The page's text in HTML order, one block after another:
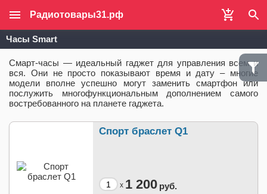
Радиотовары31.рф
Часы Smart
Смарт-часы — идеальный гаджет для управления всем и
вся. Они не просто показывают время и дату – многие
модели вполне успешно могут заменить смартфон или
послужить многофункциональным дополнением самого
востребованного на планете гаджета.
Спорт браслет Q1
x 1 200 руб.